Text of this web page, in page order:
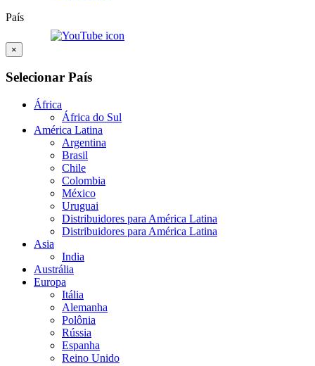
País
×
Selecionar País
África
África do Sul
América Latina
Argentina
Brasil
Chile
Colombia
México
Uruguai
Distribuidores para América Latina
Distribuidores para América Latina
Asia
India
Austrália
Europa
Itália
Alemanha
Polônia
Rússia
Espanha
Reino Unido